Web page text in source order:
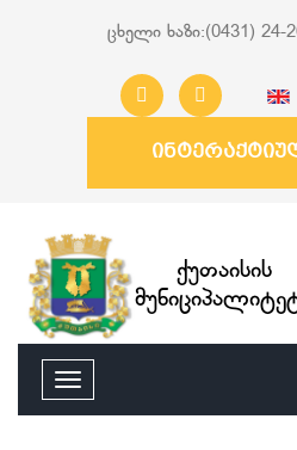
ცხელი ხაზი:(0431) 24-
ქუთაისის